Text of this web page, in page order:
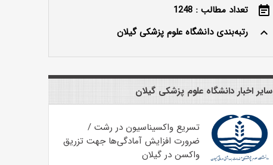
event_note
تعداد مطالب : 1248
keyboard_arrow_up
رتبه‌بندی دانشگاه علوم پزشکی گیلان
سایر اخبار دانشگاه علوم پزشکی گیلان
تسریع واکسیناسیون در رشت /
ضرورت افزایش آمادگی‌ها جهت تزریق
واکسن در گیلان